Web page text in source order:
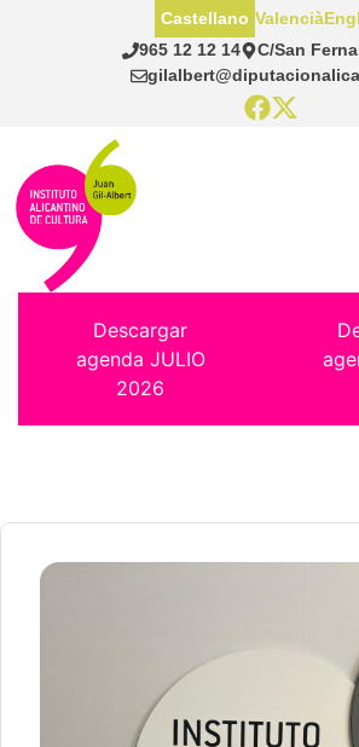
965 12 12 14
C/San
Castellano Valencià
Descargar
agenda JULIO
2026